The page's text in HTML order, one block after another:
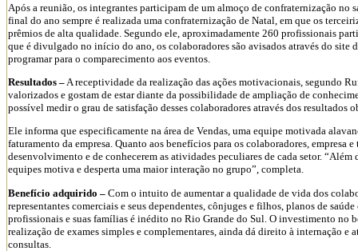
Após a reunião, os integrantes participam de um almoço de confraternização no
final do ano sempre é realizada uma confraternização de Natal, em que os
prêmios de alta qualidade. Segundo ele, aproximadamente 260 profissionais
que é divulgado no início do ano, os colaboradores são avisados através do site
programar para o comparecimento aos eventos.
Resultados –A receptividade da realização das ações motivacionais, segundo
valorizados e gostam de estar diante da possibilidade de ampliação de
possível medir o grau de satisfação desses colaboradores através dos resultados
Ele informa que especificamente na área de Vendas, uma equipe motivada
faturamento da empresa. Quanto aos benefícios para os colaboradores, empresa
desenvolvimento e de conhecerem as atividades peculiares de cada setor.
equipes motiva e desperta uma maior interação no grupo”, completa.
Benefício adquirido – Com o intuito de aumentar a qualidade de vida dos
representantes comerciais e seus dependentes, cônjuges e filhos, planos de
profissionais e suas famílias é inédito no Rio Grande do Sul. O investimento no
realização de exames simples e complementares, ainda dá direito à internação
consultas.